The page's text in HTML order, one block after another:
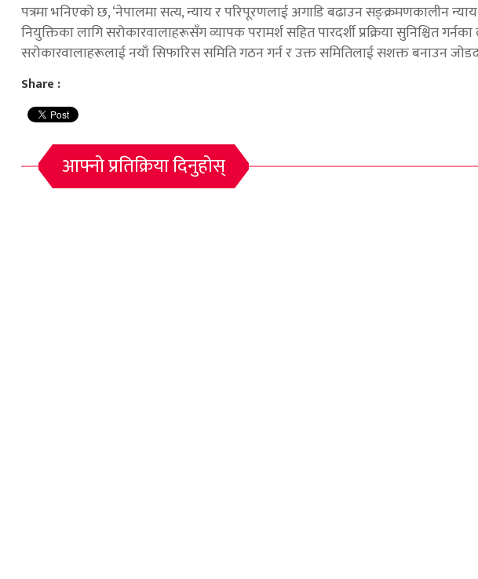
पत्रमा भनिएको छ, ‘नेपालमा सत्य, न्याय र परिपूरणलाई अगाडि बढाउन सङ्क्रमणकालीन
नियुक्तिका लागि सरोकारवालाहरूसँग व्यापक परामर्श सहित पारदर्शी प्रक्रिया सुनिश्चित गर्नका
सरोकारवालाहरूलाई नयाँ सिफारिस समिति गठन गर्न र उक्त समितिलाई सशक्त बनाउन
Share :
आफ्नो प्रतिक्रिया दिनुहोस्